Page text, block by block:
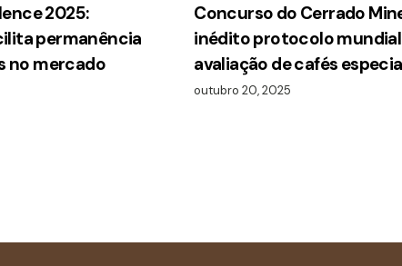
2025:
permanência
no mercado
Concurso do Cerrado
inédito protocolo
avaliação de cafés
outubro 20, 2025